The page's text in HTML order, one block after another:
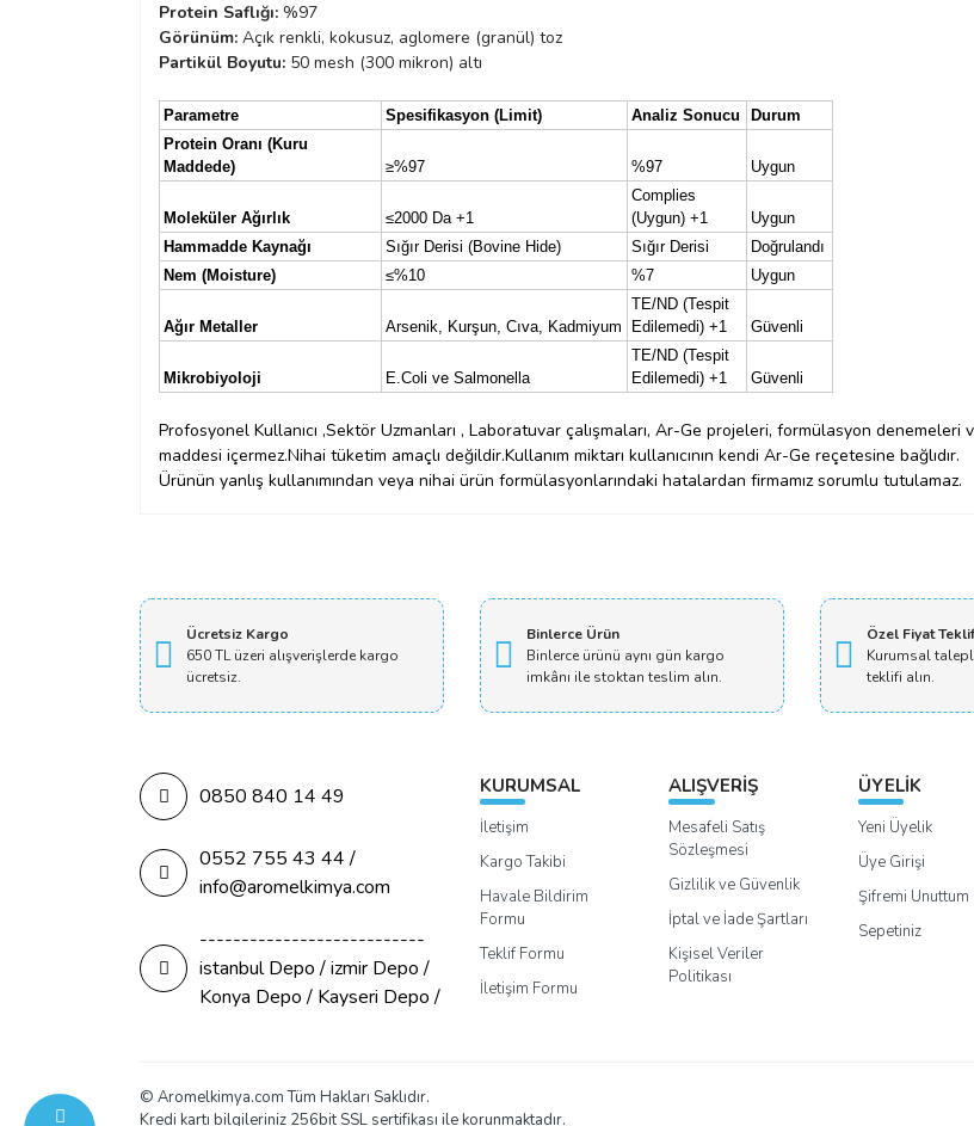
Protein Saflığı: %97
Görünüm: Açık renkli, kokusuz, aglomere (granül) toz
Partikül Boyutu: 50 mesh (300 mikron) altı
Parametre Spesifikasyon (Limit) Analiz Sonucu
Durum
Protein Oranı (Kuru
Maddede)
≥%97 %97 Uygun
Moleküler Ağırlık ≤2000 Da +1
Complies
(Uygun) +1
Uygun
Hammadde Kaynağı
Sığır Derisi (Bovine Hide) Sığır Derisi
Doğrulandı
Nem (Moisture)
≤%10 %7 Uygun
Ağır Metaller Arsenik, Kurşun, Cıva, Kadmiyum
TE/ND (Tespit
Edilemedi) +1
Güvenli
Mikrobiyoloji E.Coli ve Salmonella
TE/ND (Tespit
Edilemedi) +1
Güvenli
Profosyonel Kullanıcı ,Sektör Uzmanları , Laboratuvar çalışmaları, Ar-Ge projeleri, formülasyon
maddesi içermez.Nihai tüketim amaçlı değildir.Kullanım miktarı kullanıcının kendi Ar-Ge reçetesine bağlıdır.
Ürünün yanlış kullanımından veya nihai ürün formülasyonlarındaki hatalardan firmamız sorumlu tutulamaz.
Ücretsiz Kargo
650 TL üzeri alışverişlerde kargo
ücretsiz.
Binlerce Ürün
Binlerce ürünü aynı gün kargo
imkânı ile stoktan teslim alın.
Özel Fiyat
Kurumsal
teklifi alın.
0850 840 14 49
0552 755 43 44 /
info@aromelkimya.com
---------------------------
istanbul Depo / izmir Depo /
Konya Depo / Kayseri Depo /
KURUMSAL
İletişim
Kargo Takibi
Havale Bildirim
Formu
Teklif Formu
İletişim Formu
ALIŞVERİŞ
Mesafeli Satış
Sözleşmesi
Gizlilik ve Güvenlik
İptal ve İade Şartları
Kişisel Veriler
Politikası
ÜYELİK
Yeni Üyelik
Üye Girişi
Şifremi Unuttum
Sepetiniz
© Aromelkimya.com Tüm Hakları Saklıdır.
Kredi kartı bilgileriniz 256bit SSL sertifikası ile korunmaktadır.